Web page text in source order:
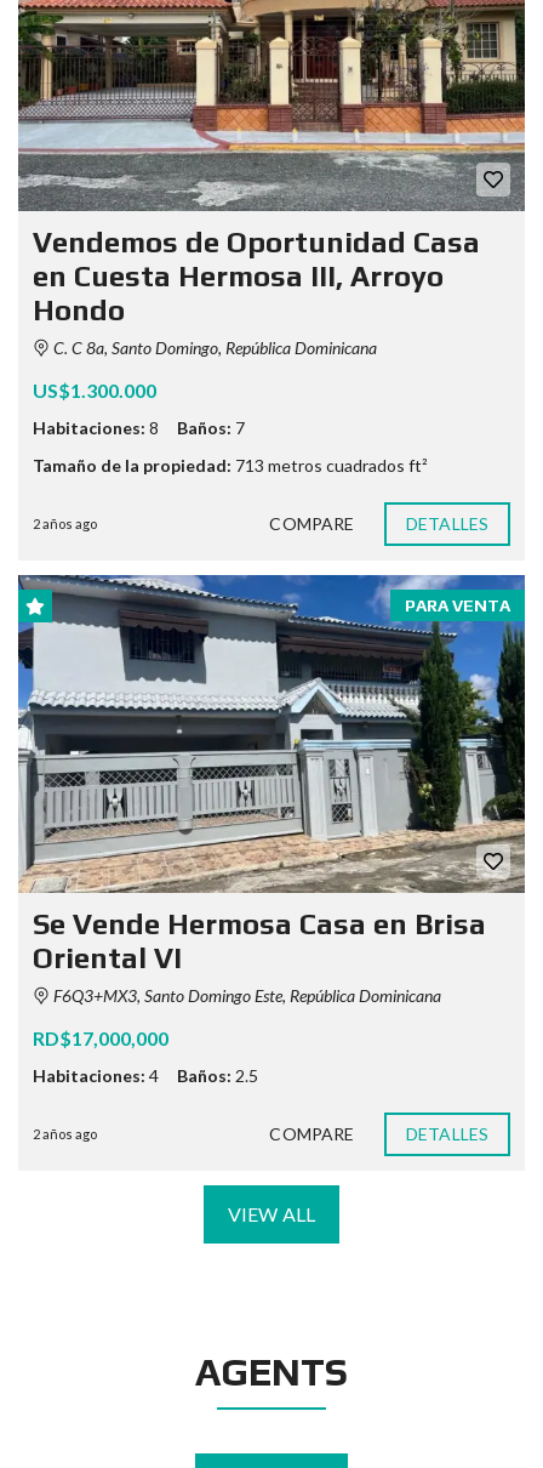
Vendemos de Oportunidad Casa
en Cuesta Hermosa III, Arroyo
Hondo
C. C 8a, Santo Domingo, República Dominicana
US$1.300.000
Habitaciones: 8 Baños: 7
Tamaño de la propiedad: 713 metros cuadrados ft²
2 años ago COMPARE DETALLES
PARA VENTA
Se Vende Hermosa Casa en Brisa
Oriental VI
F6Q3+MX3, Santo Domingo Este, República Dominicana
RD$17,000,000
Habitaciones: 4 Baños: 2.5
2 años ago COMPARE DETALLES
VIEW ALL
AGENTS